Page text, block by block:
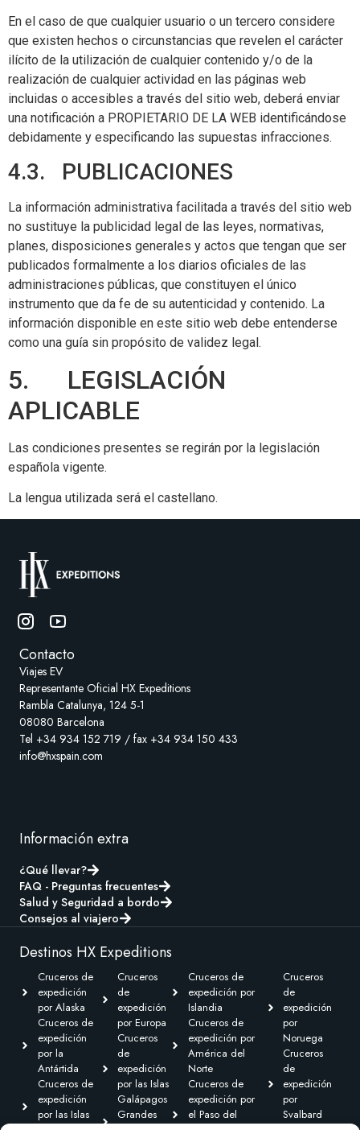
En el caso de que cualquier usuario o un tercero considere
que existen hechos o circunstancias que revelen el carácter
ilícito de la utilización de cualquier contenido y/o de la
realización de cualquier actividad en las páginas web
incluidas o accesibles a través del sitio web, deberá enviar
una notificación a PROPIETARIO DE LA WEB identificándose
debidamente y especificando las supuestas infracciones.
4.3. PUBLICACIONES
La información administrativa facilitada a través del sitio web
no sustituye la publicidad legal de las leyes, normativas,
planes, disposiciones generales y actos que tengan que ser
publicados formalmente a los diarios oficiales de las
administraciones públicas, que constituyen el único
instrumento que da fe de su autenticidad y contenido. La
información disponible en este sitio web debe entenderse
como una guía sin propósito de validez legal.
5. LEGISLACIÓN
APLICABLE
Las condiciones presentes se regirán por la legislación
española vigente.
La lengua utilizada será el castellano.
Contacto
Viajes EV
Representante Oficial HX Expeditions
Rambla Catalunya, 124 5-1
08080 Barcelona
Tel +34 934 152 719 / fax +34 934 150 433
info@hxspain.com
Información extra
¿Qué llevar?
FAQ - Preguntas frecuentes
Salud y Seguridad a bordo
Consejos al viajero
Destinos HX Expeditions
Cruceros de
expedición
por Alaska
Cruceros de
expedición
por la
Antártida
Cruceros de
expedición
por las Islas
Cruceros
de
expedición
por Europa
Cruceros
de
expedición
por las Islas
Galápagos
Grandes
Cruceros de
expedición por
Islandia
Cruceros de
expedición por
América del
Norte
Cruceros de
expedición por
el Paso del
Cruceros
de
expedición
por
Noruega
Cruceros
de
expedición
por
Svalbard